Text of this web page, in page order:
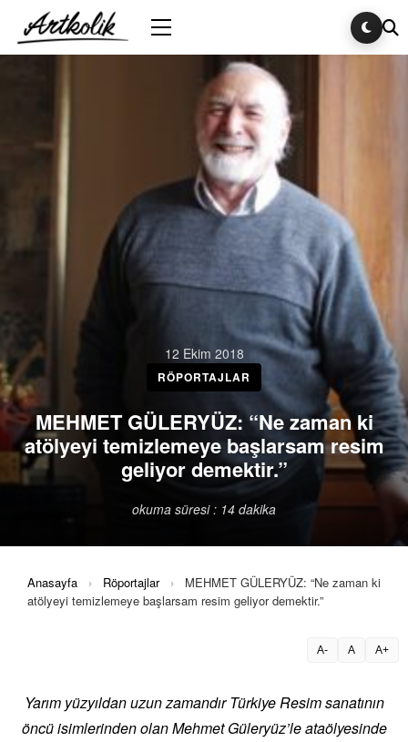
12 Ekim 2018
RÖPORTAJLAR
MEHMET GÜLERYÜZ: “Ne zaman ki
atölyeyi temizlemeye başlarsam resim
geliyor demektir.”
okuma süresi : 14 dakika
Anasayfa › Röportajlar ›
MEHMET GÜLERYÜZ: “Ne zaman ki
atölyeyi temizlemeye başlarsam resim geliyor demektir.”
A- A A+
Yarım yüzyıldan uzun zamandır Türkiye Resim sanatının
öncü isimlerinden olan Mehmet Güleryüz’le ataölyesinde